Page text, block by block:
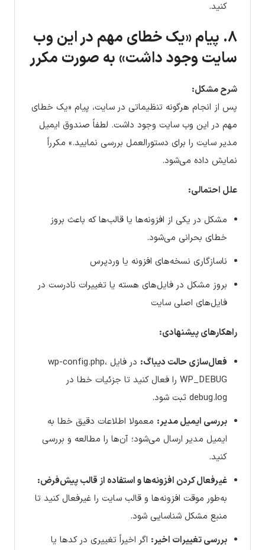
کنید.
۸. پیام «یک خطای مهم در این وب
سایت وجود داشت» به صورت مکرر
شرح مشکل:
پس از انجام هرگونه تنظیماتی در سایت، پیام «یک خطای
مهم در این وب سایت وجود داشت. لطفاً صندوق ایمیل
مدیر سایت را برای دستورالعمل بررسی نمایید.» مکرراً
نمایش داده می‌شود.
علل احتمالی:
مشکل در یکی از افزونه‌ها یا قالب‌ها که باعث بروز
خطای بحرانی می‌شود.
ناسازگاری نسخه‌های افزونه یا وردپرس
بروز مشکل در فایل‌های هسته یا تغییرات نادرست در
فایل‌های اصلی سایت
راهکارهای پیشنهادی:
فعال‌سازی حالت دیباگ:
در فایل wp-config.php،
WP_DEBUG را فعال کنید تا جزئیات خطا در
debug.log ثبت شود.
بررسی ایمیل مدیر: معمولا اطلاعات دقیق خطا به
ایمیل مدیر ارسال می‌شود؛ آن‌ها را مطالعه و بررسی
کنید.
غیرفعال کردن افزونه‌ها و استفاده از قالب پیش‌فرض:
به‌طور موقت افزونه‌ها و قالب سایت را غیرفعال کنید تا
منبع مشکل شناسایی شود.
بررسی تغییرات اخیر: اگر اخیراً تغییری در کدها یا